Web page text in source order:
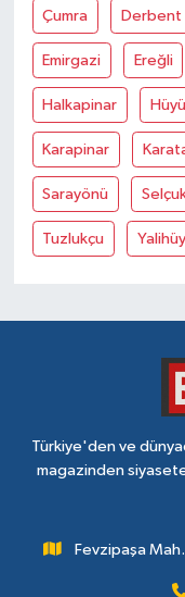
Çumra Derbent
Emirgazi Ereğli
Halkapinar
Karapinar
Sarayönü
Tuzlukçu
Türkiye'den ve
magazinden
Fevzipaşa